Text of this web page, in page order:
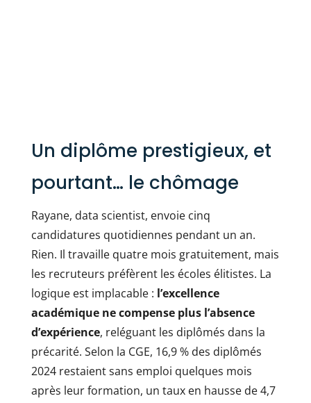
Un diplôme prestigieux, et
pourtant… le chômage
Rayane, data scientist, envoie cinq
candidatures quotidiennes pendant un an.
Rien. Il travaille quatre mois gratuitement, mais
les recruteurs préfèrent les écoles élitistes. La
logique est implacable : l’excellence
académique ne compense plus l’absence
d’expérience, reléguant les diplômés dans la
précarité. Selon la CGE, 16,9 % des diplômés
2024 restaient sans emploi quelques mois
après leur formation, un taux en hausse de 4,7